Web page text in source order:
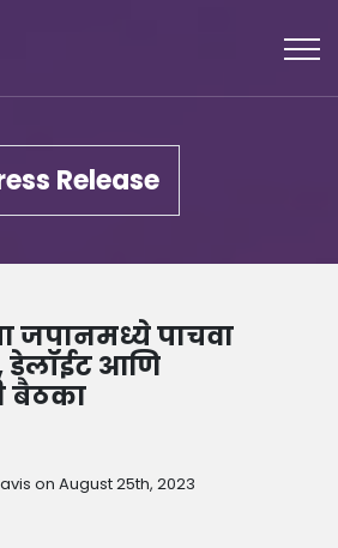
Release
जपानमध्ये पाचवा
डेलॉईट आणि
बैठका
on August 25th, 2023